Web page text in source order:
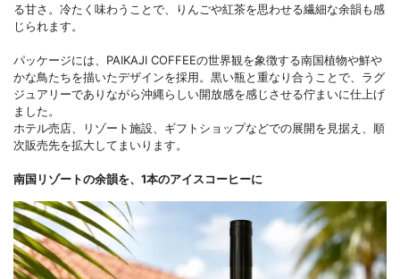
る甘さ。冷たく味わうことで、りんごや紅茶を思わせる繊細な余韻も感
じられます。
パッケージには、PAIKAJI COFFEEの世界観を象徴する南国植物や鮮や
かな鳥たちを描いたデザインを採用。黒い瓶と重なり合うことで、ラグ
ジュアリーでありながら沖縄らしい開放感を感じさせる佇まいに仕上げ
ました。
ホテル売店、リゾート施設、ギフトショップなどでの展開を見据え、順
次販売先を拡大してまいります。
南国リゾートの余韻を、1本のアイスコーヒーに